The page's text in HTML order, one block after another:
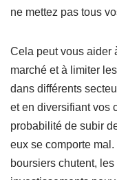
ne mettez pas tous
Cela peut vous aider
marché et à limiter
dans différents
et en diversifiant vos
probabilité de subir
eux se comporte
boursiers chutent,